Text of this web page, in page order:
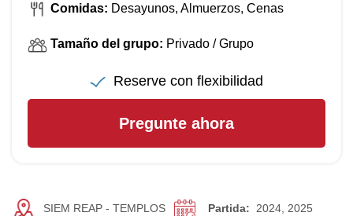
Comidas: Desayunos, Almuerzos, Cenas
Tamaño del grupo: Privado / Grupo
Reserve con flexibilidad
Pregunte ahora
SIEM REAP - TEMPLOS
Partida: 2024, 2025